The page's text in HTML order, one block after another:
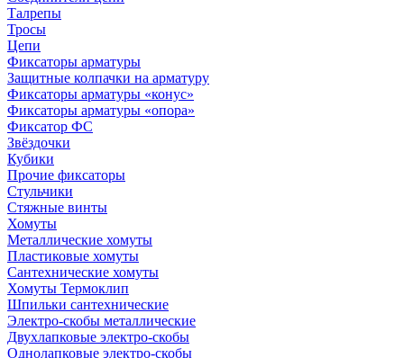
Талрепы
Тросы
Цепи
Фиксаторы арматуры
Защитные колпачки на арматуру
Фиксаторы арматуры «конус»
Фиксаторы арматуры «опора»
Фиксатор ФС
Звёздочки
Кубики
Прочие фиксаторы
Стульчики
Стяжные винты
Хомуты
Металлические хомуты
Пластиковые хомуты
Сантехнические хомуты
Хомуты Термоклип
Шпильки сантехнические
Электро-скобы металлические
Двухлапковые электро-скобы
Однолапковые электро-скобы